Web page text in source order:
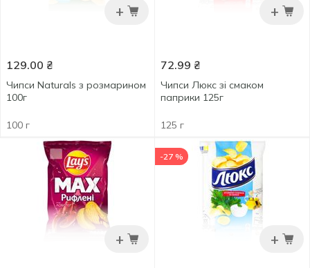
+
129.00 ₴
Чипси Naturals з розмарином
100г
100 г
+
72.99 ₴
Чипси Люкс зі смаком
паприки 125г
125 г
+ +
-27 %